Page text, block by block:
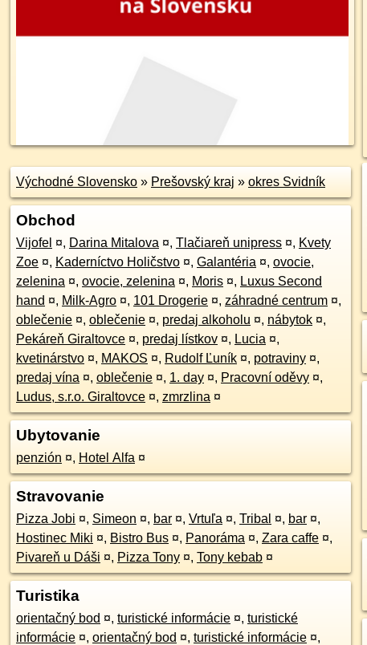
Východné Slovensko » Prešovský kraj » okres Svidník
Obchod
Vijofel ¤, Darina Mitalova ¤, Tlačiareň unipress ¤, Kvety
Zoe ¤, Kaderníctvo Holičstvo ¤, Galantéria ¤, ovocie,
zelenina ¤, ovocie, zelenina ¤, Moris ¤, Luxus Second
hand ¤, Milk-Agro ¤, 101 Drogerie ¤, záhradné centrum ¤,
oblečenie ¤, oblečenie ¤, predaj alkoholu ¤, nábytok ¤,
Pekáreň Giraltovce ¤, predaj lístkov ¤, Lucia ¤,
kvetinárstvo ¤, MAKOS ¤, Rudolf Ľuník ¤, potraviny ¤,
predaj vína ¤, oblečenie ¤, 1. day ¤, Pracovní oděvy ¤,
Ludus, s.r.o. Giraltovce ¤, zmrzlina ¤
Ubytovanie
penzión ¤, Hotel Alfa ¤
Stravovanie
Pizza Jobi ¤, Simeon ¤, bar ¤, Vrtuľa ¤, Tribal ¤, bar ¤,
Hostinec Miki ¤, Bistro Bus ¤, Panoráma ¤, Zara caffe ¤,
Pivareň u Dáši ¤, Pizza Tony ¤, Tony kebab ¤
Turistika
orientačný bod ¤, turistické informácie ¤, turistické
informácie ¤, orientačný bod ¤, turistické informácie ¤,